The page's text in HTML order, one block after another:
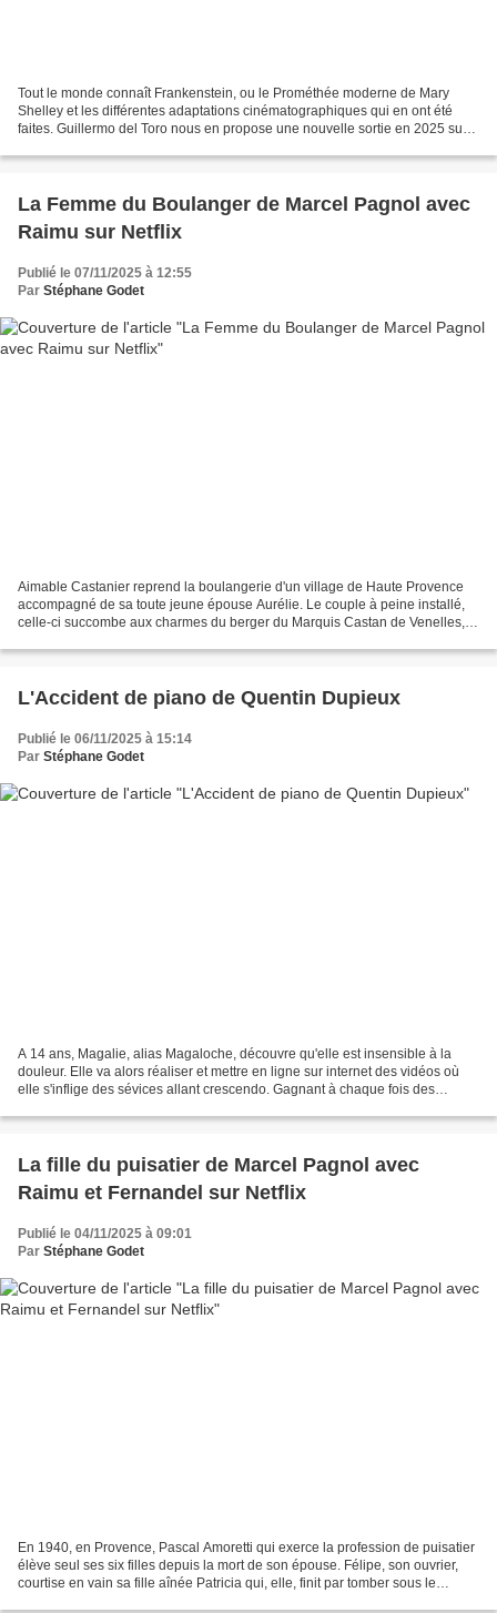
Tout le monde connaît Frankenstein, ou le Prométhée moderne de Mary
Shelley et les différentes adaptations cinématographiques qui en ont été
faites. Guillermo del Toro nous en propose une nouvelle sortie en 2025 sur
La Femme du Boulanger de Marcel Pagnol avec
Raimu sur Netflix
Publié le 07/11/2025 à 12:55
Par Stéphane Godet
Aimable Castanier reprend la boulangerie d'un village de Haute Provence
accompagné de sa toute jeune épouse Aurélie. Le couple à peine installé,
celle-ci succombe aux charmes du berger du Marquis Castan de Venelles, le
L'Accident de piano de Quentin Dupieux
Publié le 06/11/2025 à 15:14
Par Stéphane Godet
A 14 ans, Magalie, alias Magaloche, découvre qu'elle est insensible à la
douleur. Elle va alors réaliser et mettre en ligne sur internet des vidéos où
elle s'inflige des sévices allant crescendo. Gagnant à chaque fois des
La fille du puisatier de Marcel Pagnol avec
Raimu et Fernandel sur Netflix
Publié le 04/11/2025 à 09:01
Par Stéphane Godet
En 1940, en Provence, Pascal Amoretti qui exerce la profession de puisatier
élève seul ses six filles depuis la mort de son épouse. Félipe, son ouvrier,
courtise en vain sa fille aînée Patricia qui, elle, finit par tomber sous le